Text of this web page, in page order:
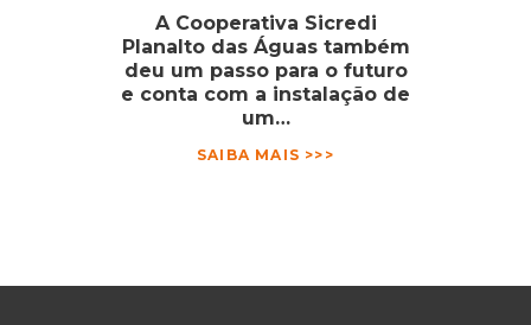
A Cooperativa Sicredi
Planalto das Águas também
deu um passo para o futuro
e conta com a instalação de
um…
SAIBA MAIS >>>